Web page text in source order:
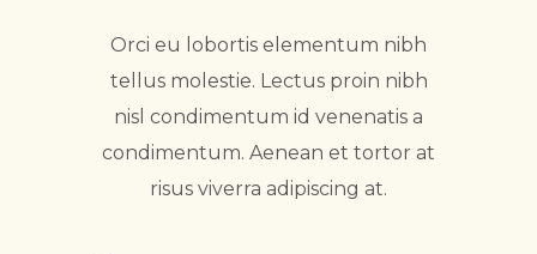
Orci eu lobortis elementum nibh
tellus molestie. Lectus proin nibh
nisl condimentum id venenatis a
condimentum. Aenean et tortor at
risus viverra adipiscing at.